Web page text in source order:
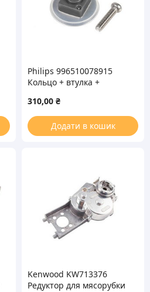
Philips 996510078915
Кольцо + втулка +
шнека мясорубки
310,00 ₴
Додати в кошик
Kenwood KW713376
Редуктор для мясорубки